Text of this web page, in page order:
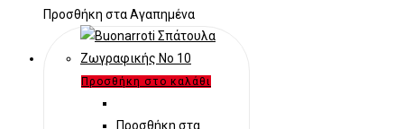
Προσθήκη στα Αγαπημένα
Προσθήκη στο καλάθι
Προσθήκη στα